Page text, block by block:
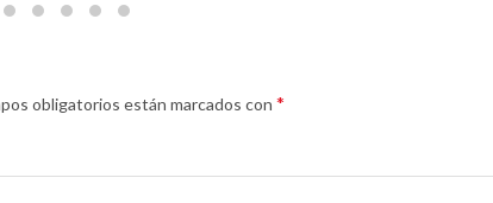
obligatorios están marcados con *